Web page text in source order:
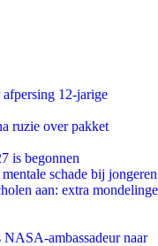
12-jarige
ruzie over pakket
is begonnen
schade bij jongeren
aan: extra mondelinge
ambassadeur naar